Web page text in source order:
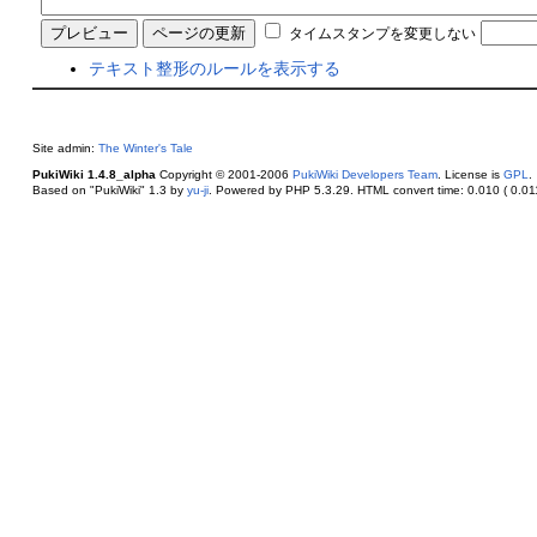
タイムスタンプを変更しない
テキスト整形のルールを表示する
Site admin: The Winter's Tale
PukiWiki 1.4.8_alpha Copyright © 2001-2006 PukiWiki Developers Team. License is GPL
Based on "PukiWiki" 1.3 by yu-ji. Powered by PHP 5.3.29. HTML convert time: 0.010 (